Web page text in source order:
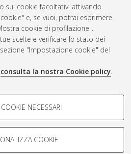
sui cookie facoltativi attivando
e, se vuoi, potrai esprimere
cookie di profilazione".
scelte e verificare lo stato dei
"Impostazione cookie" del
consulta la nostra Cookie policy.
-
per analizzare le caratteristiche della
profili in base al loro comportamento
NECESSARI
COOKIE